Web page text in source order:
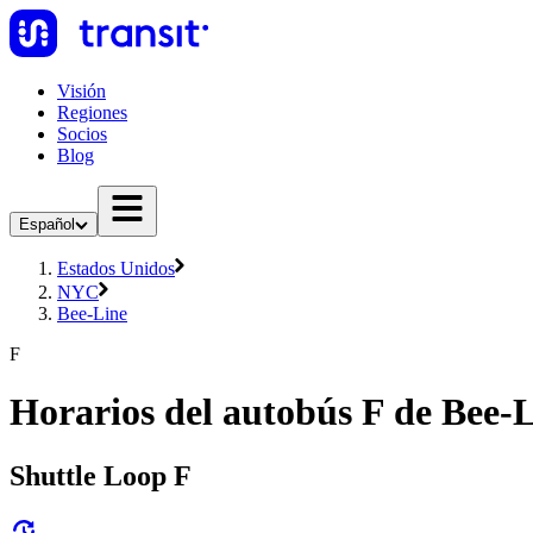
Visión
Regiones
Socios
Blog
Español
Estados Unidos
NYC
Bee-Line
F
Horarios del autobús F de Bee-
Shuttle Loop F